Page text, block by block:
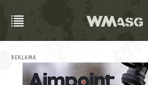
REKLAMA